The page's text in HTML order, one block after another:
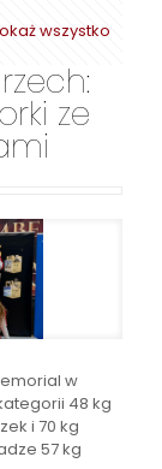
wszystko
ze
w
48 kg
i 70 kg
57 kg